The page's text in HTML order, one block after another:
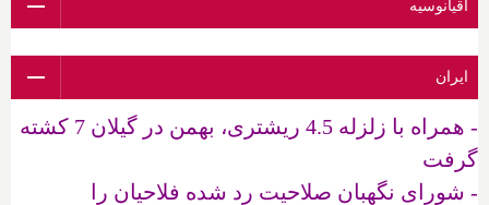
اقیانوسیه
ایران
- همراه با زلزله 4.5 ریشتری، بهمن در گیلان 7 کشته
گرفت
- شورای نگهبان صلاحیت رد شده فلاحیان را